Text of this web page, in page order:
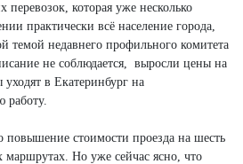
перевозок, которая уже несколько
практически всё население города,
темой недавнего профильного комитета
не соблюдается, выросли цены на
в Екатеринбург на
работу.
стоимости проезда на шесть
маршрутах. Но уже сейчас ясно, что